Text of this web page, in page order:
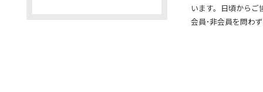
います。日頃から
会員･非会員を問わ